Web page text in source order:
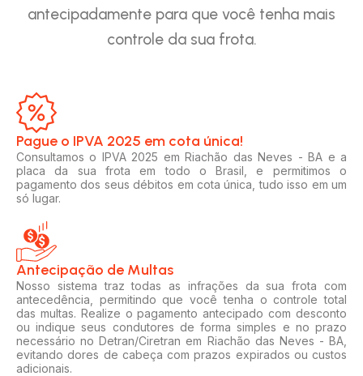
antecipadamente para que você tenha mais
controle da sua frota.
Pague o IPVA 2025 em cota única!​
Consultamos o IPVA 2025 em Riachão das Neves - BA e a
placa da sua frota em todo o Brasil, e permitimos o
pagamento dos seus débitos em cota única, tudo isso em um
só lugar.
Antecipação de Multas
Nosso sistema traz todas as infrações da sua frota com
antecedência, permitindo que você tenha o controle total
das multas. Realize o pagamento antecipado com desconto
ou indique seus condutores de forma simples e no prazo
necessário no Detran/Ciretran em Riachão das Neves - BA,
evitando dores de cabeça com prazos expirados ou custos
adicionais.